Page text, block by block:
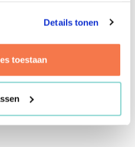
Details tonen
toestaan
met Eveline. Ze wil
terrasje of op het
vrienden om haar